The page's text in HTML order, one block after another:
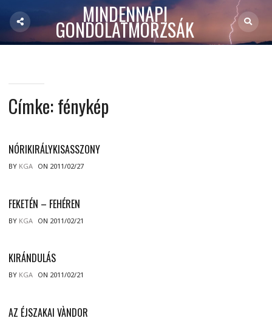
MINDENNAPI
GONDOLATMORZSÁK
Címke:fénykép
NÓRIKIRÁLYKISASSZONY
BY KGA ON 2011/02/27
FEKETÉN – FEHÉREN
BY KGA ON 2011/02/21
KIRÁNDULÁS
BY KGA ON 2011/02/21
AZ ÉJSZAKAI VÀNDOR